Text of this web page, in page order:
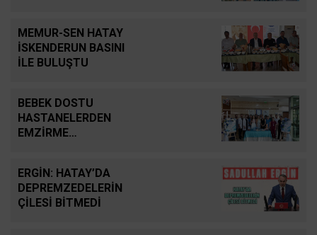
MEMUR-SEN HATAY
İSKENDERUN BASINI
İLE BULUŞTU
BEBEK DOSTU
HASTANELERDEN
EMZİRME
ERGİN: HATAY’DA
DEPREMZEDELERİN
ÇİLESİ BİTMEDİ